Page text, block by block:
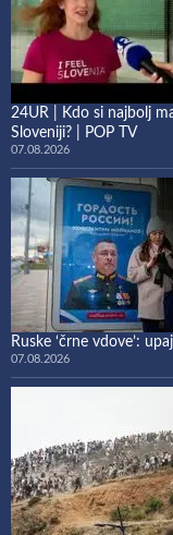
24UR | Kdo si najbolj
Sloveniji? | POP TV
07.08.2026
Ruske ‘črne vdove’:
07.08.2026